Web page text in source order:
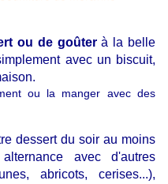
ou de goûterà la belle
avec un biscuit,
ou la manger avec des
dessert du soir au moins
avec d'autres
abricots, cerises...),